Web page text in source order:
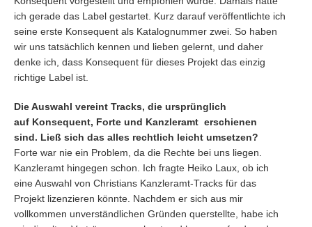
ich gerade das Label gestartet. Kurz darauf veröffentlichte ich
seine erste Konsequent als Katalognummer zwei. So haben
wir uns tatsächlich kennen und lieben gelernt, und daher
denke ich, dass Konsequent für dieses Projekt das einzig
richtige Label ist.
Die Auswahl vereint Tracks, die ursprünglich
auf Konsequent, Forte und Kanzleramt erschienen
sind. Ließ sich das alles rechtlich leicht umsetzen?
Forte war nie ein Problem, da die Rechte bei uns liegen.
Kanzleramt hingegen schon. Ich fragte Heiko Laux, ob ich
eine Auswahl von Christians Kanzleramt-Tracks für das
Projekt lizenzieren könnte. Nachdem er sich aus mir
vollkommen unverständlichen Gründen querstellte, habe ich